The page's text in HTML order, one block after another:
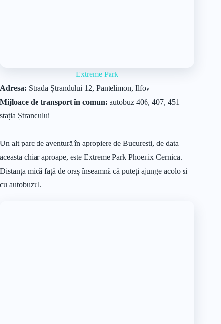
Extreme Park
Adresa: Strada Ștrandului 12, Pantelimon, Ilfov
Mijloace de transport în comun: autobuz 406, 407, 451
stația Ștrandului
Un alt parc de aventură în apropiere de București, de data
aceasta chiar aproape, este Extreme Park Phoenix Cernica.
Distanța mică față de oraș înseamnă că puteți ajunge acolo și
cu autobuzul.